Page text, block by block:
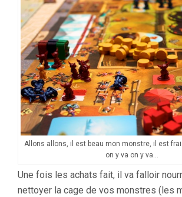
Allons allons, il est beau mon monstre, il est
on y va on y va…
Une fois les achats fait, il va falloir
nettoyer la cage de vos monstres (les